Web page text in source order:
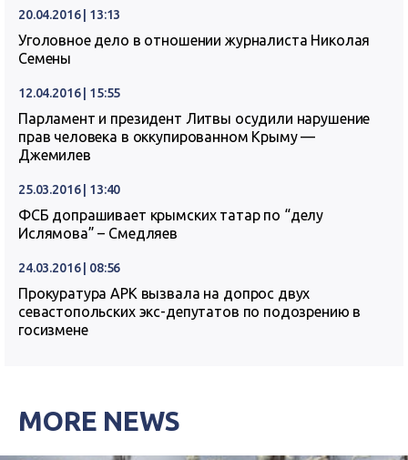
20.04.2016 | 13:13
Уголовное дело в отношении журналиста Николая
Семены
12.04.2016 | 15:55
Парламент и президент Литвы осудили нарушение
прав человека в оккупированном Крыму —
Джемилев
25.03.2016 | 13:40
ФСБ допрашивает крымских татар по “делу
Ислямова” – Смедляев
24.03.2016 | 08:56
Прокуратура АРК вызвала на допрос двух
севастопольских экс-депутатов по подозрению в
госизмене
MORE NEWS